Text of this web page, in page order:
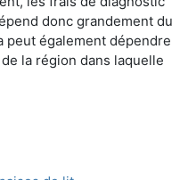
donc grandement du
peut également dépendre
la région dans laquelle